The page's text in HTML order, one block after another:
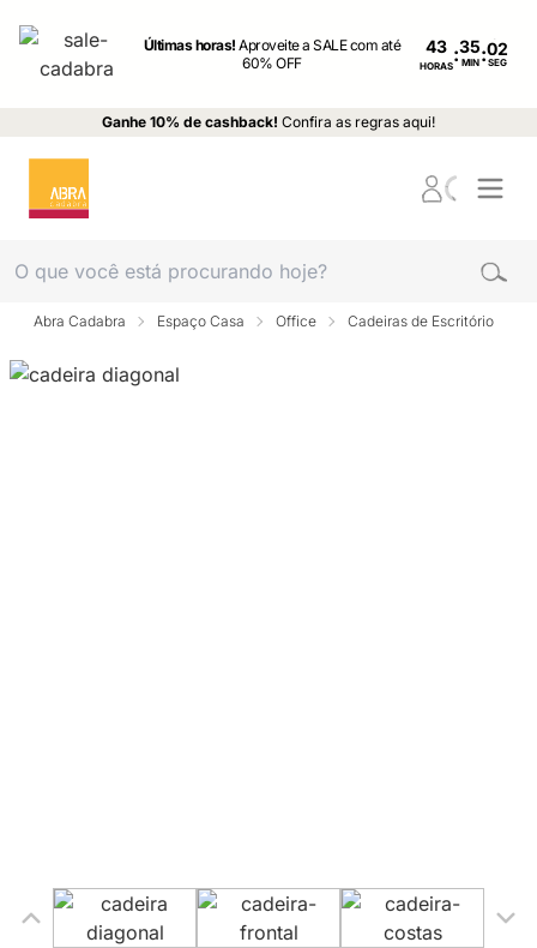
Últimas horas!Aproveite a SALE com até
60% OFF
43
HORAS: MIN : SEG
Ganhe 10% de cashback! Confira as regras aqui!
Abra Cadabra Espaço Casa Office Cadeiras de Escritório